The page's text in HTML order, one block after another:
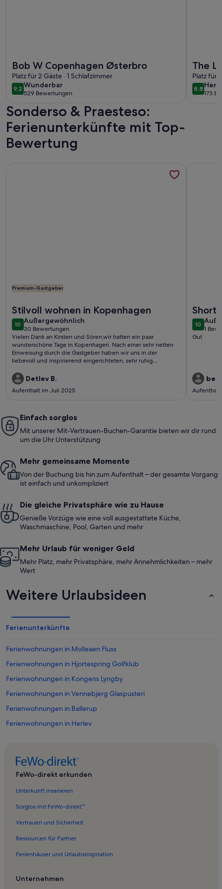
Bob W Copenhagen Østerbro
Platz für 2 Gäste · 1 Schlafzimmer
9,29,2 von 10
Wunderbar
wunderbar
529 Bewertungen
(529
bewertungen)
The
Platz für
8,88,8 von
173
(173
Sonderso & Praesteso:
Ferienunterkünfte mit Top-
Bewertung
Premium-Gastgeber
Stilvoll wohnen in Kopenhagen
1010 von 10
Außergewöhnlich
außergewöhnlich
30 Bewertungen
(30
bewertungen)
Vielen Dank an Kirsten und Sören,wir hatten ein paar
wunderschöne Tage in Kopenhagen. Nach einer sehr netten
Einweisung durch die Gastgeber haben wir uns in der
liebevoll und inspirierend eingerichteten, sehr ruhig
wieder!Detlev und Eike
Detlev B.
Aufenthalt im Juli 2025
Weitere Infos zu Charming Apartment Near City Center Of
Shorty
1010 von
1
(1
Gut
Aufenthalt
Einfach sorglos
Mit unserer Mit-Vertrauen-Buchen-Garantie bieten wir dir rund
um die Uhr Unterstützung
Mehr gemeinsame Momente
Von der Buchung bis hin zum Aufenthalt – der gesamte Vorgang
ist einfach und unkompliziert
Die gleiche Privatsphäre wie zu Hause
Genieße Vorzüge wie eine voll ausgestattete Küche,
Waschmaschine, Pool, Garten und mehr
Mehr Urlaub für weniger Geld
Mehr Platz, mehr Privatsphäre, mehr Annehmlichkeiten – mehr
Wert
Weitere Urlaubsideen
Ferienunterkünfte
Ferienwohnungen in Molleaen Fluss
Ferienwohnungen in Hjortespring Golfklub
Ferienwohnungen in Kongens Lyngby
Ferienwohnungen in Vennebjerg Glaspusteri
Ferienwohnungen in Ballerup
Ferienwohnungen in Herlev
Ferienwohnungen in Farum See
Ferienwohnungen in Freibad Frederiksdal
Ferienwohnungen in Schloss Sorgenfri
Ferienwohnungen in Lyngby-Taarbæk Kommune
FeWo-direkt erkunden
Unterkunft inserieren
Sorglos mit FeWo-direkt™
Vertrauen und Sicherheit
Ressourcen für Partner
Ferienhäuser und Urlaubsinspiration
Unternehmen